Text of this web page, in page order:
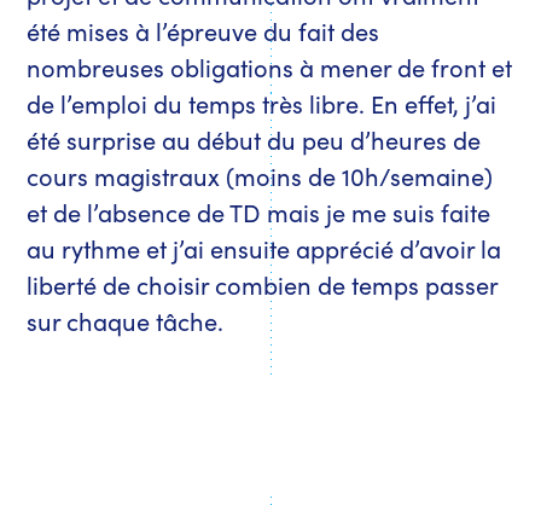
été mises à l’épreuve du fait des
nombreuses obligations à mener de front et
de l’emploi du temps très libre. En effet, j’ai
été surprise au début du peu d’heures de
cours magistraux (moins de 10h/semaine)
et de l’absence de TD mais je me suis faite
au rythme et j’ai ensuite apprécié d’avoir la
liberté de choisir combien de temps passer
sur chaque tâche.